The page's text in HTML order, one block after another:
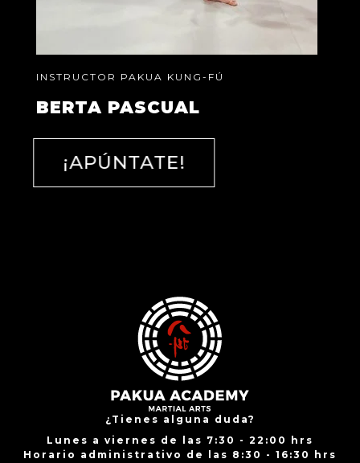
INSTRUCTOR PAKUA KUNG-FÚ
BERTA PASCUAL
¡APÚNTATE!
¿Tienes alguna duda?
Lunes a viernes de las 7:30 - 22:00 hrs
Horario administrativo de las 8:30 - 16:30 hrs